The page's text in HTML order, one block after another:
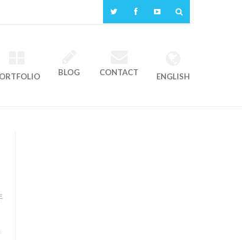
BLOG CONTACT ENGLISH